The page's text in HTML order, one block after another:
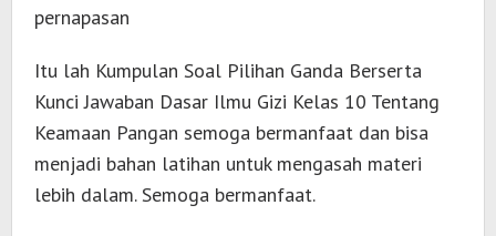
pernapasan
Itu lah Kumpulan Soal Pilihan Ganda Berserta
Kunci Jawaban Dasar Ilmu Gizi Kelas 10 Tentang
Keamaan Pangan semoga bermanfaat dan bisa
menjadi bahan latihan untuk mengasah materi
lebih dalam. Semoga bermanfaat.